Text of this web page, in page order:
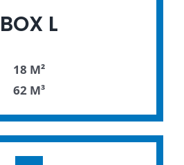
BOX L
18 M²
62 M³